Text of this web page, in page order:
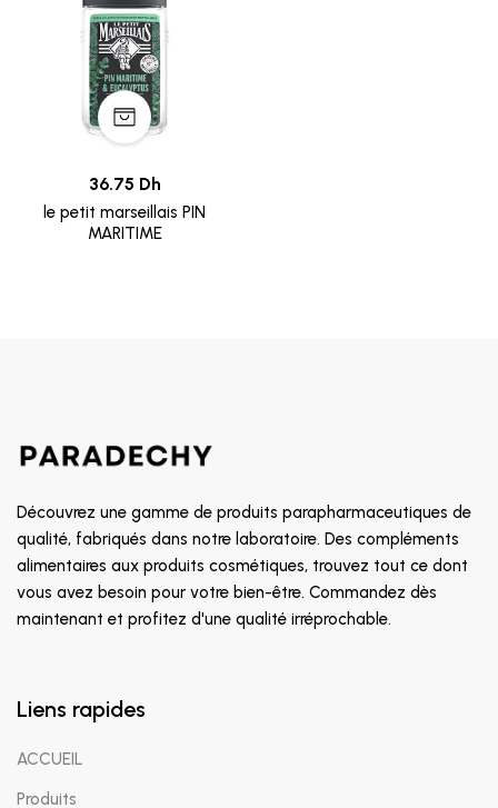
36.75 Dh
le petit marseillais PIN
MARITIME
Découvrez une gamme de produits parapharmaceutiques de
qualité, fabriqués dans notre laboratoire. Des compléments
alimentaires aux produits cosmétiques, trouvez tout ce dont
vous avez besoin pour votre bien-être. Commandez dès
maintenant et profitez d'une qualité irréprochable.
Liens rapides
ACCUEIL
Produits